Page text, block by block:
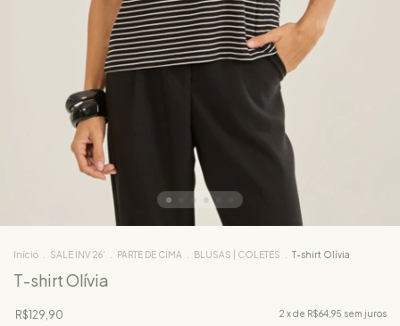
Início SALE INV 26' PARTE DE CIMA BLUSAS | COLETES T-shirt Olívia
T-shirt Olívia
R$129,90 2 x de R$64,95 sem juros